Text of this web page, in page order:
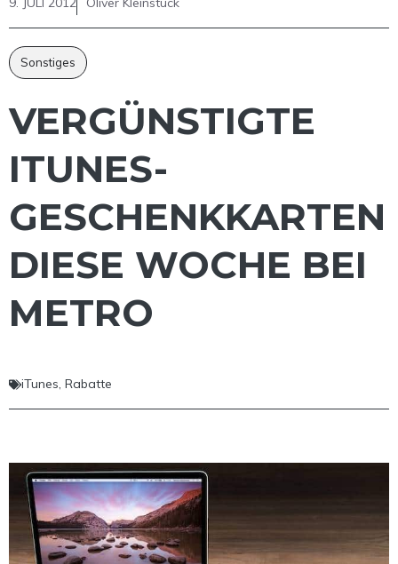
Sonstiges
VERGÜNSTIGTE
ITUNES-
GESCHENKKARTEN
DIESE WOCHE BEI
METRO
iTunes, Rabatte